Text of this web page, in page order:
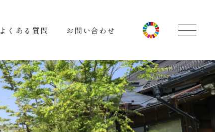
よくある質問 お問い合わせ